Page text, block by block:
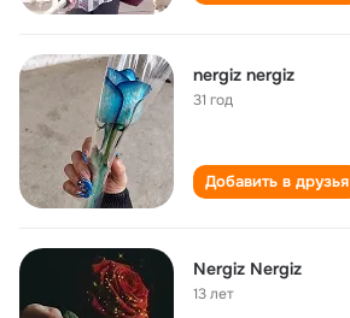
nergiz nergiz
31 год
Добавить в друзья
Nergiz Nergiz
13 лет